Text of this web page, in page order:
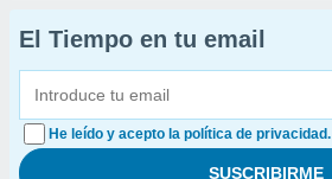
El Tiempo en tu email
He leído y acepto la política de privacidad.